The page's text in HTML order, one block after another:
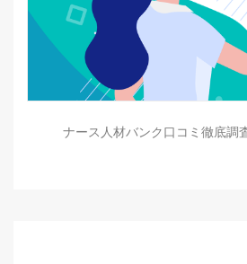
ナース人材バンク口コミ徹底調